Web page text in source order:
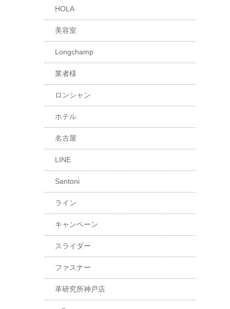
HOLA
美容室
Longchamp
業者様
ロンシャン
ホテル
名古屋
LINE
Santoni
ライン
キャンペーン
スライダー
ファスナー
革研究所神戸店